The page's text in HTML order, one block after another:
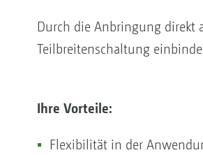
Durch die Anbringung direkt
Teilbreitenschaltung
Ihre Vorteile:
Flexibilität in der